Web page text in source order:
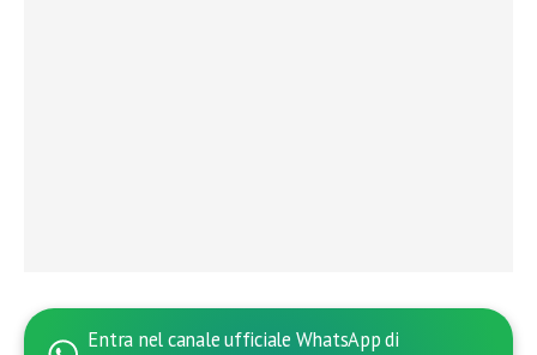
Entra nel canale ufficiale WhatsApp di